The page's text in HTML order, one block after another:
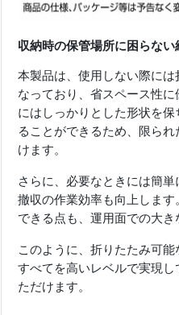
収納時の保管場所に困らな
本製品は、使用しない際に
なっており、省スペース性
にはしっかりとした形状を
ることができるため、限ら
けます。
さらに、必要なときには簡
撤収の作業効率も向上しま
できる点も、運用面での大き
このように、折りたたみ可
すべてを高いレベルで実現
ただけます。